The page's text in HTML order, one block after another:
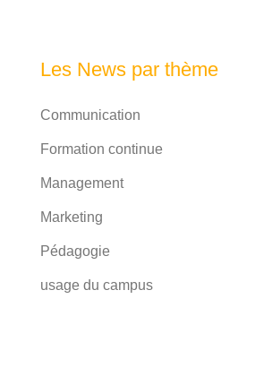
Les News par thème
Communication
Formation continue
Management
Marketing
Pédagogie
usage du campus